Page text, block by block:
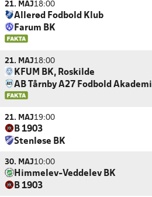
21. MAJ18:00
Allerød Fodbold Klub
Farum BK
21. MAJ18:00
KFUM BK, Roskilde
AB Tårnby A27 Fodbold Akademi
21. MAJ19:00
B 1903
Stenløse BK
30. MAJ10:00
Himmelev-Veddelev BK
B 1903